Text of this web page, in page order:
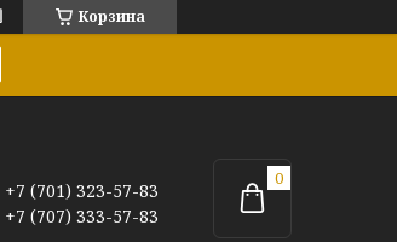
Корзина
+7 (701) 323-57-83
+7 (707) 333-57-83